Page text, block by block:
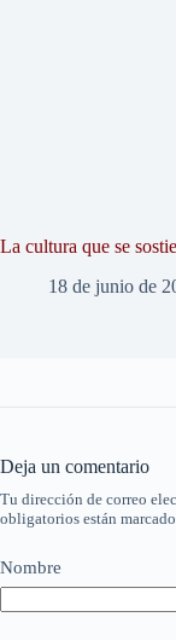
La cultura que se
18 de junio de
Deja un comentario
Tu dirección de correo
obligatorios están
Nombre